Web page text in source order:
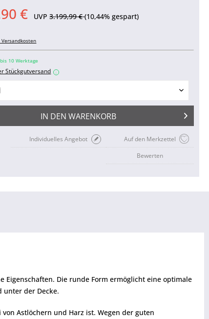
€ UVP3.199,99 €(10,44% gespart)
Versandkosten
10 Werktage
Stückgutversand i
IN DEN WARENKORB
Auf den Merkzettel
Individuelles Angebot
Bewerten
Die runde Form ermöglicht eine optimale
unter der Decke.
Astlöchern und Harz ist. Wegen der guten